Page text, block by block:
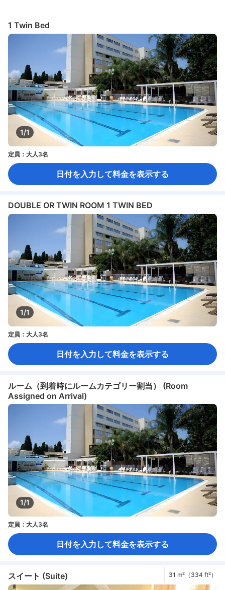
1 Twin Bed
1/1
定員：大人3名
日付を入力して料金を表示する
DOUBLE OR TWIN ROOM 1 TWIN BED
1/1
定員：大人3名
日付を入力して料金を表示する
ルーム（到着時にルームカテゴリー割当） (Room
Assigned on Arrival)
1/1
定員：大人3名
日付を入力して料金を表示する
スイート (Suite) 31 m²（334 ft²）